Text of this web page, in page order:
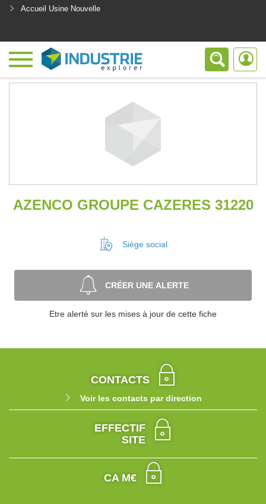
Accueil Usine Nouvelle
AZENCO GROUPE CAZERES 31220
Siège social
CRÉER UNE ALERTE
Etre alerté sur les mises à jour de cette fiche
CONTACTS
Voir les contacts par direction
EFFECTIF
SITE
CA M€